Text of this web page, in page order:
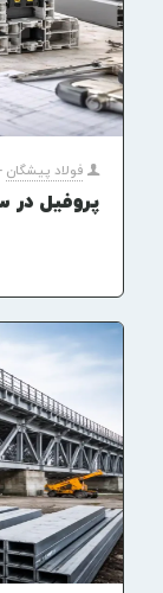
فولاد پیشگان -
پروفیل در